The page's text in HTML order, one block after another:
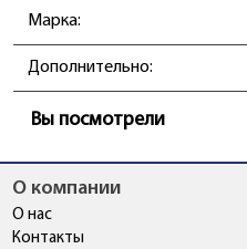
Марка:
Дополнительно:
Вы посмотрели
О компании
О нас
Контакты